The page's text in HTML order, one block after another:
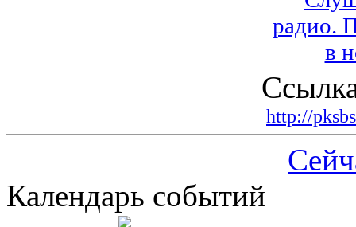
http://
Календарь событий